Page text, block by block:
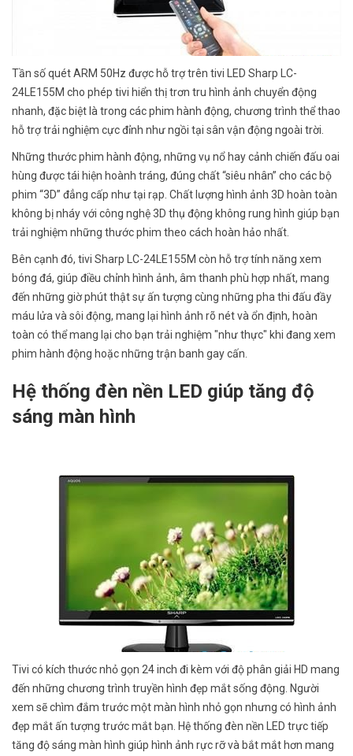
Tần số quét ARM 50Hz được hỗ trợ trên tivi LED Sharp LC-
24LE155M cho phép tivi hiển thị trơn tru hình ảnh chuyển động
nhanh, đặc biệt là trong các phim hành động, chương trình thể thao
hỗ trợ trải nghiệm cực đỉnh như ngồi tại sân vận động ngoài trời.
Những thước phim hành động, những vụ nổ hay cảnh chiến đấu oai
hùng được tái hiện hoành tráng, đúng chất “siêu nhân” cho các bộ
phim “3D” đẳng cấp như tại rạp. Chất lượng hình ảnh 3D hoàn toàn
không bị nháy với công nghệ 3D thụ động không rung hình giúp bạn
trải nghiệm những thước phim theo cách hoàn hảo nhất.
Bên cạnh đó, tivi Sharp LC-24LE155M còn hỗ trợ tính năng xem
bóng đá, giúp điều chỉnh hình ảnh, âm thanh phù hợp nhất, mang
đến những giờ phút thật sự ấn tượng cùng những pha thi đấu đầy
máu lửa và sôi động, mang lại hình ảnh rõ nét và ổn định, hoàn
toàn có thể mang lại cho bạn trải nghiệm "như thực" khi đang xem
phim hành động hoặc những trận banh gay cấn.
Hệ thống đèn nền LED giúp tăng độ
sáng màn hình
Tivi có kích thước nhỏ gọn 24 inch đi kèm với độ phân giải HD mang
đến những chương trình truyền hình đẹp mắt sống động. Người
xem sẽ chìm đắm trước một màn hình nhỏ gọn nhưng có hình ảnh
đẹp mắt ấn tượng trước mắt bạn. Hệ thống đèn nền LED trực tiếp
tăng độ sáng màn hình giúp hình ảnh rực rỡ và bắt mắt hơn mang